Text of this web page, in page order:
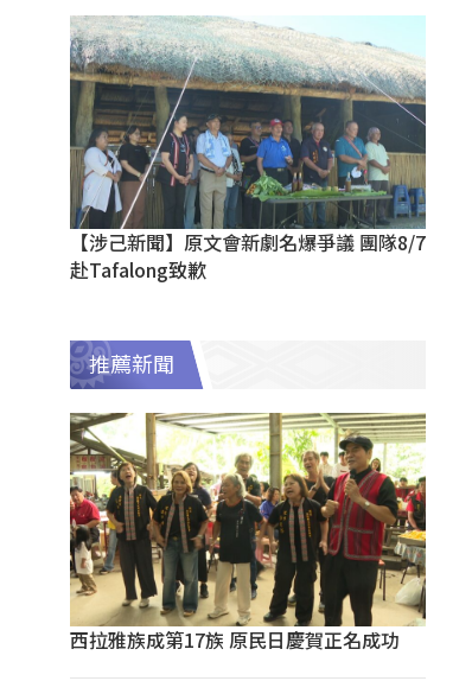
【涉己新聞】原文會新劇名爆爭議 團隊8/7
赴Tafalong致歉
推薦新聞
西拉雅族成第17族 原民日慶賀正名成功